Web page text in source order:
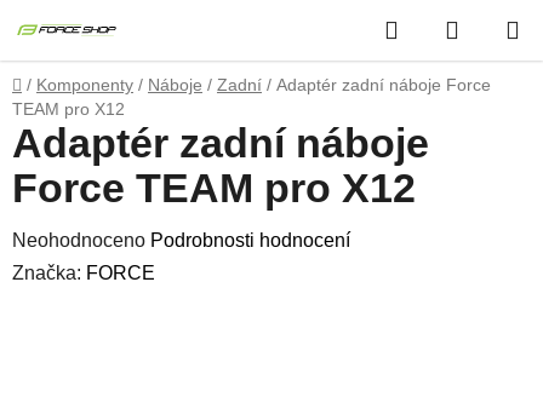
na
obsah
Hledat
KOŠÍK
Domů
/ Komponenty / Náboje / Zadní / Adaptér zadní náboje Force
TEAM pro X12
Adaptér zadní náboje
Force TEAM pro X12
Průměrné
hodnocení
Neohodnoceno Podrobnosti hodnocení
Značka: FORCE